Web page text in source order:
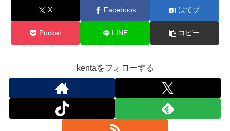
X Facebook はてブ
Pocket LINE コピー
kentaをフォローする